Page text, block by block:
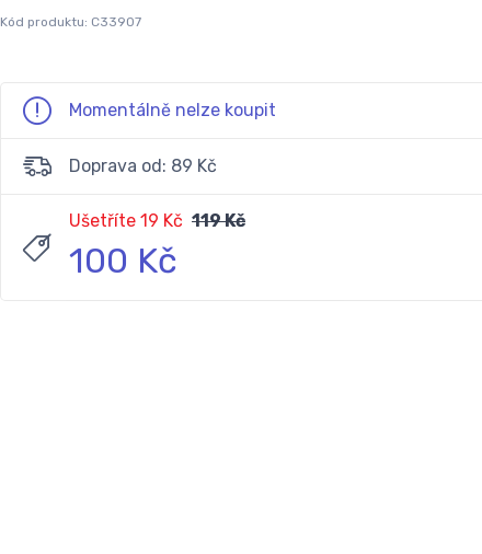
Kód produktu: C33907
Momentálně nelze koupit
Doprava od: 89 Kč
Ušetříte 19 Kč 119 Kč
100 Kč